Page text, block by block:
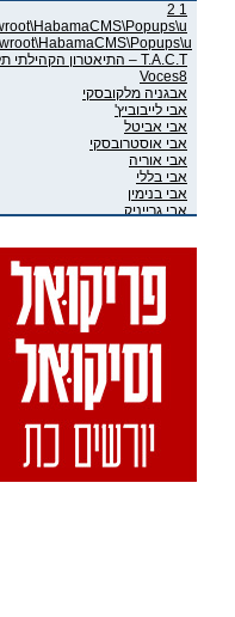
1 2
T.A.C.T – התיאטרון הקהילתי תל אביב
Voces8
אבגניה מלקובסקי
אבי לייבוביץ'
אבי אביטל
אבי אוסטרובסקי
אבי אוריה
אבי בללי
אבי בנימין
אבי גרייניק
אבי טרמין
אבי פניני
אבי קושניר
אבי שושני
אבי שכוי
אבי אליאס
אבי גיבסון בר-אל
אביב רון
אביגיל ארד
אביה בן דוד
אביה קופלמן